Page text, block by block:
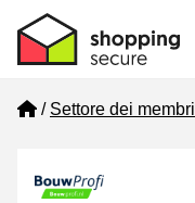
Home
Settore dei membri